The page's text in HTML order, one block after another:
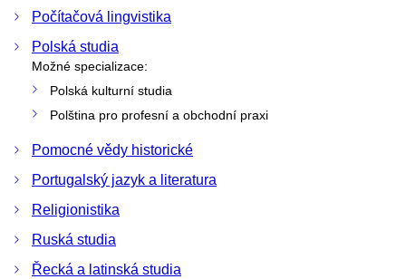
Počítačová lingvistika
Polská studia
Možné specializace:
Polská kulturní studia
Polština pro profesní a obchodní praxi
Pomocné vědy historické
Portugalský jazyk a literatura
Religionistika
Ruská studia
Řecká a latinská studia